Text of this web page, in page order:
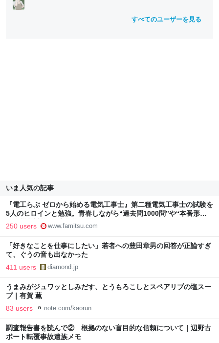
すべてのユーザーを見る
いま人気の記事
『電工らぶ ゼロから始める電気工事士』第二種電気工事士の試験を
5人のヒロインと勉強。青春しながら“過去問1000問”や“本番形式
CBT模擬試験”で本格的に学べるノベルゲーム | ゲーム・エンタメ
最新情報のファミ通.com
250 users www.famitsu.com
「好きなことを仕事にしたい」若者への豊田章男の回答が正論すぎ
て、ぐうの音も出なかった
411 users diamond.jp
うまみがジュワッとしみだす、とうもろこしとスペアリブの塩スー
プ｜有賀 薫
83 users note.com/kaorun
調査報告書を読んで② 根拠のない盲目的な信頼について｜辺野古
ボート転覆事故遺族メモ